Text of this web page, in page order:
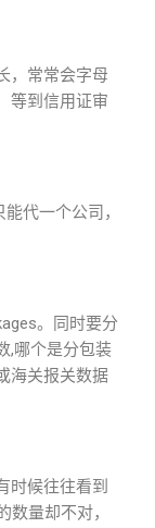
，常常会字母
等到信用证审
代一个公司，
。同时要分
,哪个是分包装
海关报关数据
时候往往看到
量却不对，